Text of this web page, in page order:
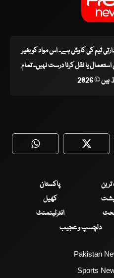
ٹیم کی کاوش ہے۔ اس مواد کو بغیر
یا نقل کرنا درست نہیں۔ تمام
© 2026
WhatsApp
ترین
پاکستان
کھیل
انٹرٹینمنٹ
دلچسپ و عجیب
Pakistan
Sports